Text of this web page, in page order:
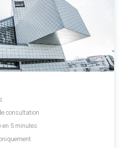
consultation
5 minutes